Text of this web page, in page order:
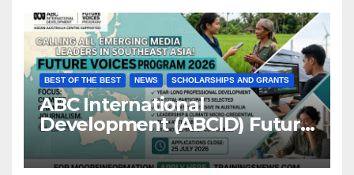
BEST OF THE BEST NEWS SCHOLARSHIPS AND GRANTS
ABC International
Development (ABCID) Future
Voices Program 2026